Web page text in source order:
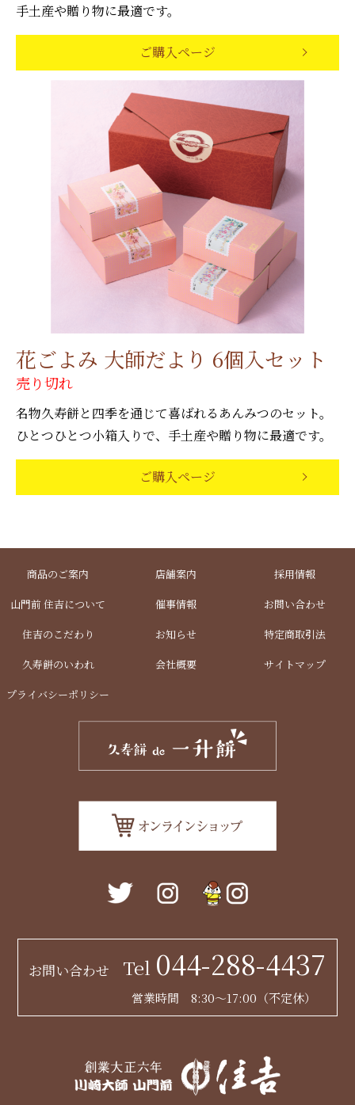
手土産や贈り物に最適です。
ご購入ページ
花ごよみ 大師だより 6個入セット
売り切れ
名物久寿餅と四季を通じて喜ばれるあんみつのセット。
ひとつひとつ小箱入りで、手土産や贈り物に最適です。
ご購入ページ
商品のご案内 店舗案内 採用情報
山門前 住吉について 催事情報 お問い合わせ
住吉のこだわり お知らせ 特定商取引法
久寿餅のいわれ 会社概要 サイトマップ
プライバシーポリシー
お問い合わせ Tel 044-288-4437
営業時間 8:30～17:00（不定休）